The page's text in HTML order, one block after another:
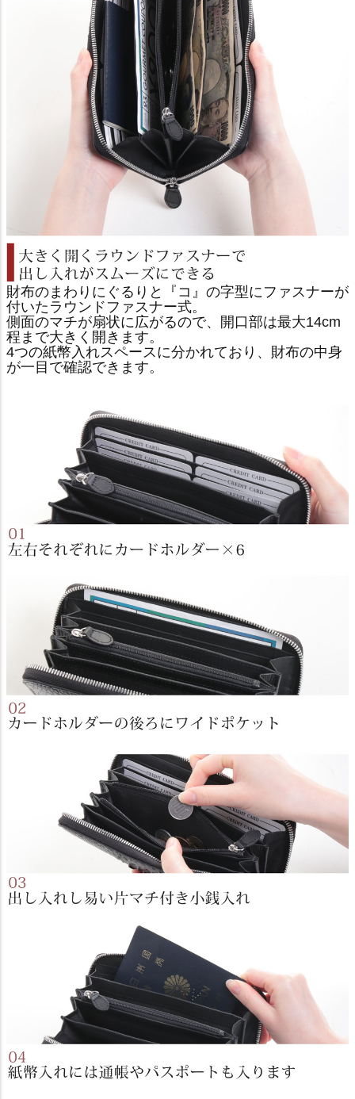
財布のまわりにぐるりと『コ』の字型にファスナーが
付いたラウンドファスナー式。
側面のマチが扇状に広がるので、開口部は最大14cm
程まで大きく開きます。
4つの紙幣入れスペースに分かれており、財布の中身
が一目で確認できます。